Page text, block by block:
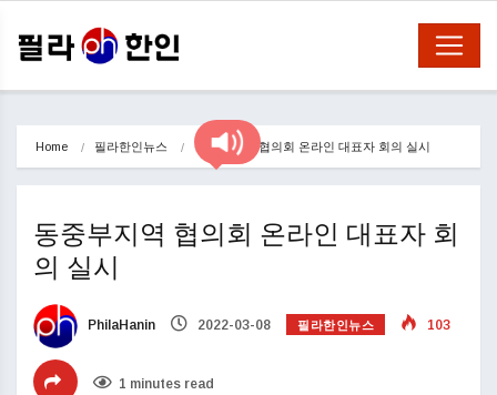
Home 필라한인뉴스 동중부지역 협의회 온라인 대표자 회의 실시
동중부지역 협의회 온라인 대표자 회
의 실시
PhilaHanin 2022-03-08 필라한인뉴스 103
1 minutes read